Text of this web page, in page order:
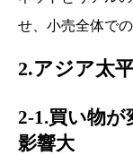
せ、小売全体で
2.アジア太
2-1.買い物が
影響大